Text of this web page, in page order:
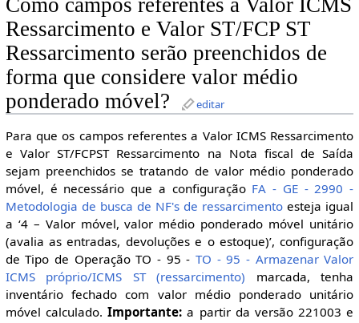
Ressarcimento e Valor ST/FCP ST
Ressarcimento serão preenchidos de
forma que considere valor médio
ponderado móvel?
editar
Para que os campos referentes a Valor ICMS Ressarcimento
e Valor ST/FCPST Ressarcimento na Nota fiscal de Saída
sejam preenchidos se tratando de valor médio ponderado
móvel, é necessário que a configuração FA - GE - 2990 -
Metodologia de busca de NF's de ressarcimento esteja igual
a ‘4 – Valor móvel, valor médio ponderado móvel unitário
(avalia as entradas, devoluções e o estoque)’, configuração
de Tipo de Operação TO - 95 - TO - 95 - Armazenar Valor
ICMS próprio/ICMS ST (ressarcimento) marcada, tenha
inventário fechado com valor médio ponderado unitário
móvel calculado.Importante: a partir da versão 221003 e